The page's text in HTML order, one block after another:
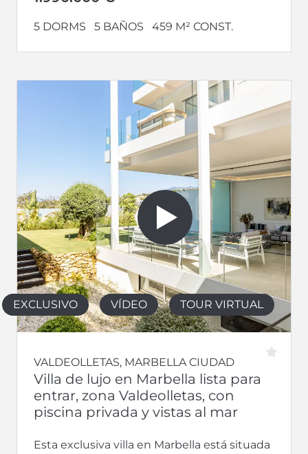
5 DORMS 5 BAÑOS 459 M² CONST.
EXCLUSIVO VÍDEO TOUR VIRTUAL
VALDEOLLETAS, MARBELLA CIUDAD
Villa de lujo en Marbella lista para
entrar, zona Valdeolletas, con
piscina privada y vistas al mar
Esta exclusiva villa en Marbella está situada